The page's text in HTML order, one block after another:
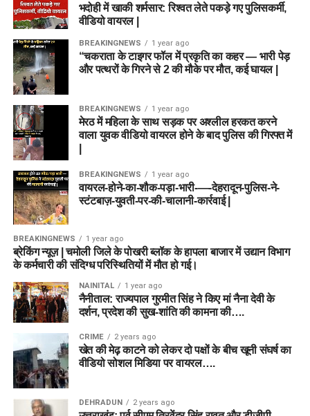
भदोही में खाकी शर्मसार: रिश्वत लेते पकड़े गए पुलिसकर्मी,
वीडियो वायरल |
BREAKINGNEWS 1 year ago
“चकराता के टाइगर फॉल में प्रकृति का कहर — भारी पेड़
और पत्थरों के गिरने से 2 की मौके पर मौत, कई घायल |
BREAKINGNEWS 1 year ago
मेरठ में महिला के साथ सड़क पर अश्लील हरकत करने
वाला युवक वीडियो वायरल होने के बाद पुलिस की गिरफ्त में
BREAKINGNEWS 1 year ago
वायरल-होने-का-शौक-पड़ा-भारी-—-देहरादून-पुलिस-ने-
स्टंटबाज़-युवती-पर-की-चालानी-कार्रवाई |
BREAKINGNEWS 1 year ago
ब्रेकिंग न्यूज़ | चमोली जिले के पोखरी ब्लॉक के हापला बाजार में उद्यान विभाग
के कर्मचारी की संदिग्ध परिस्थितियों में मौत हो गई।
NAINITAL 1 year ago
नैनीताल: राज्यपाल गुरमीत सिंह ने किए मां नैना देवी के
दर्शन, प्रदेश की सुख-शांति की कामना की….
CRIME 2 years ago
खेत की मेढ़ काटने को लेकर दो पक्षों के बीच खूनी संघर्ष का
वीडियो सोशल मिडिया पर वायरल….
DEHRADUN 2 years ago